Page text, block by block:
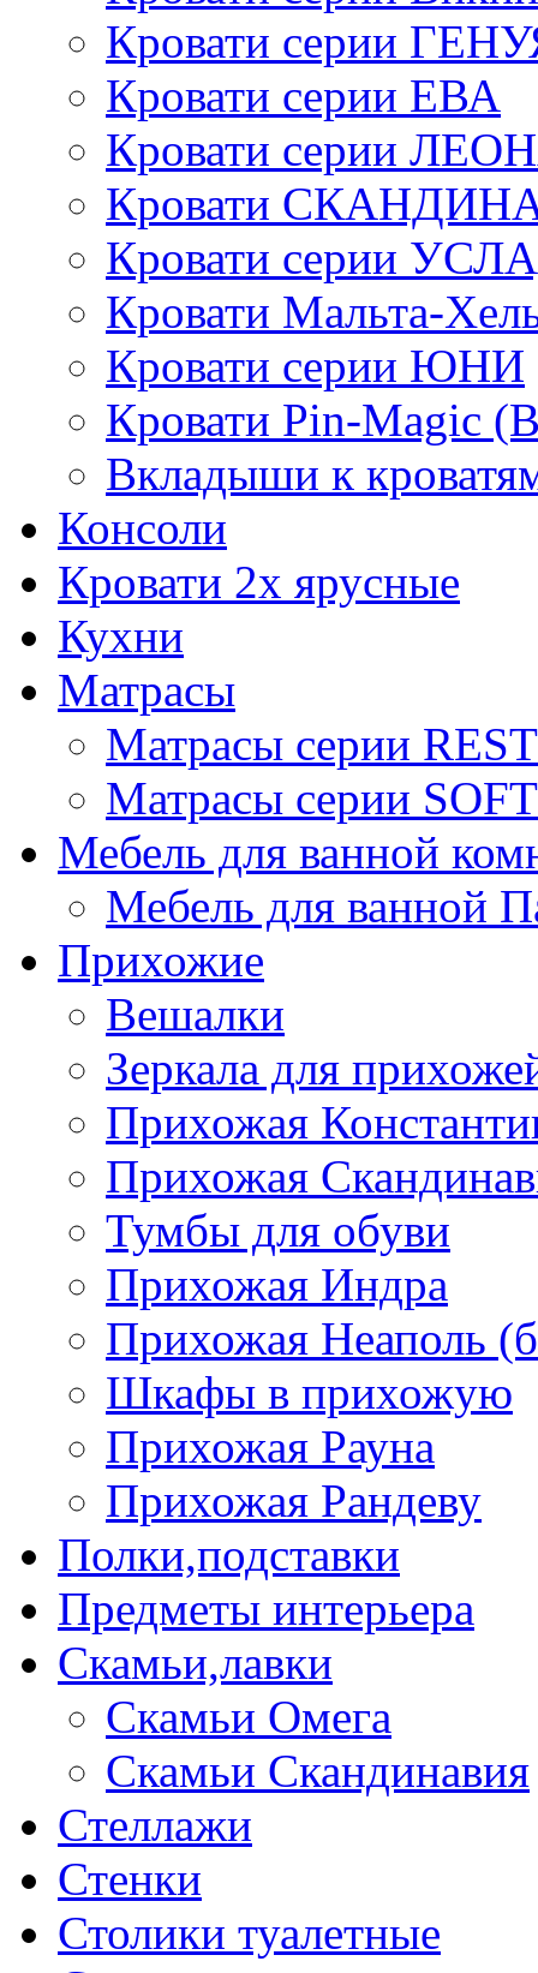
Кровати серии
Кровати серии ЕВА
Кровати серии
Кровати
Кровати серии
Кровати Мальта-
Кровати серии ЮНИ
Кровати Pin-Magic
Вкладыши к
Консоли
Кровати 2х ярусные
Кухни
Матрасы
Матрасы серии REST
Матрасы серии SOFT
Мебель для ванной
Мебель для ванной
Прихожие
Вешалки
Зеркала для
Прихожая
Прихожая
Тумбы для обуви
Прихожая Индра
Прихожая Неаполь
Шкафы в прихожую
Прихожая Рауна
Прихожая Рандеву
Полки,подставки
Предметы интерьера
Скамьи,лавки
Скамьи Омега
Скамьи Скандинавия
Стеллажи
Стенки
Столики туалетные